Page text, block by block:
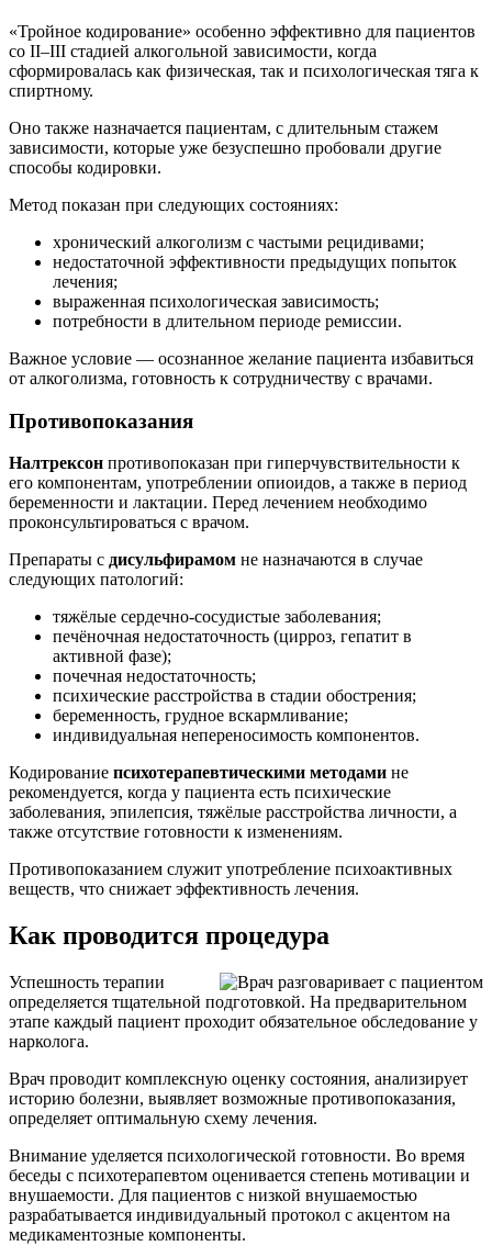
«Тройное кодирование» особенно эффективно для пациентов
со II–III стадией алкогольной зависимости, когда
сформировалась как физическая, так и психологическая тяга к
спиртному.
Оно также назначается пациентам, с длительным стажем
зависимости, которые уже безуспешно пробовали другие
способы кодировки.
Метод показан при следующих состояниях:
хронический алкоголизм с частыми рецидивами;
недостаточной эффективности предыдущих попыток
лечения;
выраженная психологическая зависимость;
потребности в длительном периоде ремиссии.
Важное условие — осознанное желание пациента избавиться
от алкоголизма, готовность к сотрудничеству с врачами.
Противопоказания
Налтрексон противопоказан при гиперчувствительности к
его компонентам, употреблении опиоидов, а также в период
беременности и лактации. Перед лечением необходимо
проконсультироваться с врачом.
Препараты с дисульфирамом не назначаются в случае
следующих патологий:
тяжёлые сердечно-сосудистые заболевания;
печёночная недостаточность (цирроз, гепатит в
активной фазе);
почечная недостаточность;
психические расстройства в стадии обострения;
беременность, грудное вскармливание;
индивидуальная непереносимость компонентов.
Кодирование психотерапевтическими методами не
рекомендуется, когда у пациента есть психические
заболевания, эпилепсия, тяжёлые расстройства личности, а
также отсутствие готовности к изменениям.
Противопоказанием служит употребление психоактивных
веществ, что снижает эффективность лечения.
Как проводится процедура
Успешность терапии
определяется тщательной подготовкой. На предварительном
этапе каждый пациент проходит обязательное обследование у
нарколога.
Врач проводит комплексную оценку состояния, анализирует
историю болезни, выявляет возможные противопоказания,
определяет оптимальную схему лечения.
Внимание уделяется психологической готовности. Во время
беседы с психотерапевтом оценивается степень мотивации и
внушаемости. Для пациентов с низкой внушаемостью
разрабатывается индивидуальный протокол с акцентом на
медикаментозные компоненты.